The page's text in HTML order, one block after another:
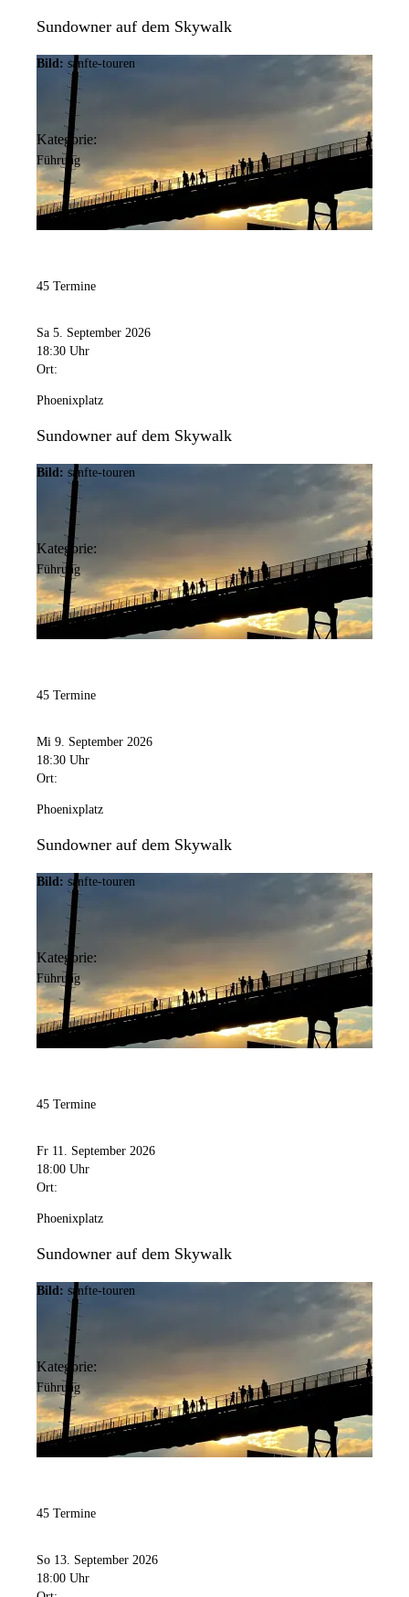
Sundowner auf dem Skywalk
Bild: sanfte-touren
Kategorie:
Führung
45 Termine
Sa 5. September 2026
18:30 Uhr
Ort:
Phoenixplatz
Sundowner auf dem Skywalk
Bild: sanfte-touren
Kategorie:
Führung
45 Termine
Mi 9. September 2026
18:30 Uhr
Ort:
Phoenixplatz
Sundowner auf dem Skywalk
Bild: sanfte-touren
Kategorie:
Führung
45 Termine
Fr 11. September 2026
18:00 Uhr
Ort:
Phoenixplatz
Sundowner auf dem Skywalk
Bild: sanfte-touren
Kategorie:
Führung
45 Termine
So 13. September 2026
18:00 Uhr